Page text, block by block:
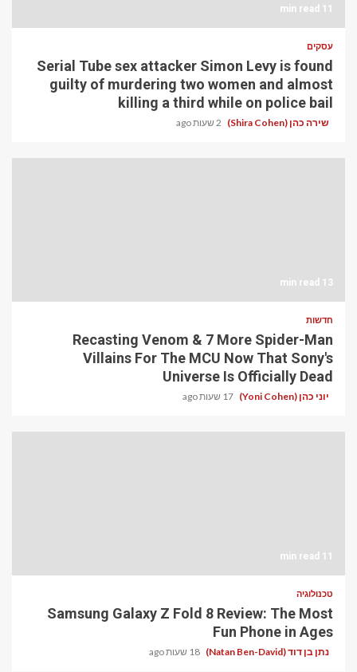
11 min read
עסקים
Serial Tube sex attacker Simon Levy is found
guilty of murdering two women and almost
killing a third while on police bail
שירה כהן (Shira Cohen) 2 שעות ago
13 min read
חדשות
Recasting Venom & 7 More Spider-Man
Villains For The MCU Now That Sony's
Universe Is Officially Dead
יוני כהן (Yoni Cohen) 17 שעות ago
11 min read
טכנולוגיה
Samsung Galaxy Z Fold 8 Review: The Most
Fun Phone in Ages
נתן בן דוד (Natan Ben-David) 18 שעות ago